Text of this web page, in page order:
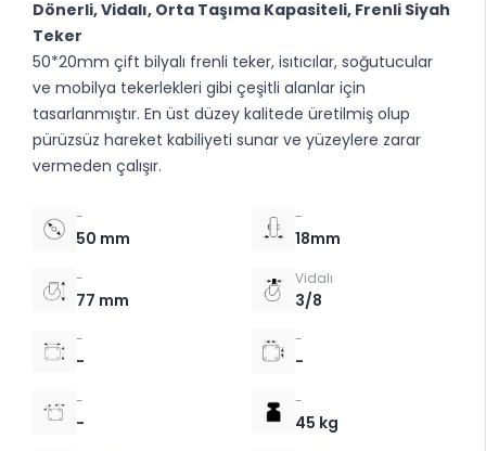
Dönerli, Vidalı, Orta Taşıma Kapasiteli, Frenli Siyah
Teker
50*20mm çift bilyalı frenli teker, isıtıcılar, soğutucular
ve mobilya tekerlekleri gibi çeşitli alanlar için
tasarlanmıştır. En üst düzey kalitede üretilmiş olup
pürüzsüz hareket kabiliyeti sunar ve yüzeylere zarar
vermeden çalışır.
-
50 mm
-
18mm
-
77 mm
Vidalı
3/8
-
-
-
-
-
-
-
45 kg